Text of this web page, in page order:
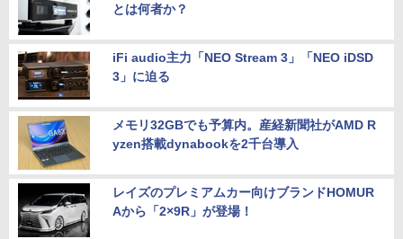
とは何者か？
iFi audio主力「NEO Stream 3」「NEO iDSD
3」に迫る
メモリ32GBでも予算内。産経新聞社がAMD R
yzen搭載dynabookを2千台導入
レイズのプレミアムカー向けブランドHOMUR
Aから「2×9R」が登場！